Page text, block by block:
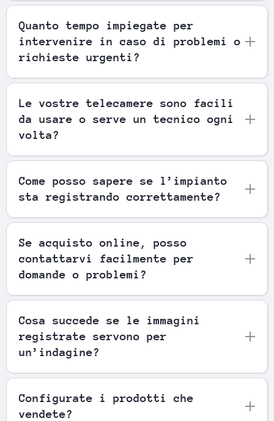
Quanto tempo impiegate per
intervenire in caso di problemi o
richieste urgenti?
Le vostre telecamere sono facili
da usare o serve un tecnico ogni
volta?
Come posso sapere se l’impianto
sta registrando correttamente?
Se acquisto online, posso
contattarvi facilmente per
domande o problemi?
Cosa succede se le immagini
registrate servono per
un’indagine?
Configurate i prodotti che
vendete?